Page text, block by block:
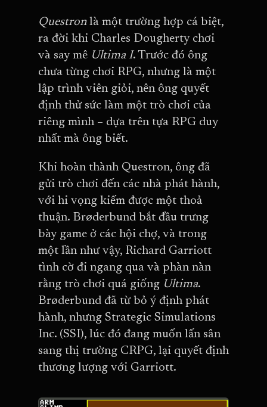
Questron là một trường hợp cá biệt,
ra đời khi Charles Dougherty chơi
và say mê Ultima I. Trước đó ông
chưa từng chơi RPG, nhưng là một
lập trình viên giỏi, nên ông quyết
định thử sức làm một trò chơi của
riêng mình – dựa trên tựa RPG duy
nhất mà ông biết.
Khi hoàn thành Questron, ông đã
gửi trò chơi đến các nhà phát hành,
với hi vọng kiếm được một thoả
thuận. Brøderbund bắt đầu trưng
bày game ở các hội chợ, và trong
một lần như vậy, Richard Garriott
tình cờ đi ngang qua và phàn nàn
rằng trò chơi quá giống Ultima.
Brøderbund đã từ bỏ ý định phát
hành, nhưng Strategic Simulations
Inc. (SSI), lúc đó đang muốn lấn sân
sang thị trường CRPG, lại quyết định
thương lượng với Garriott.